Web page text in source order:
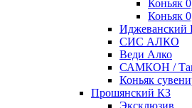
Коньяк
Коньяк
Иджеванский
СИС АЛКО
Веди Алко
САМКОН /
Коньяк
Прошянский КЗ
Эксклюзив